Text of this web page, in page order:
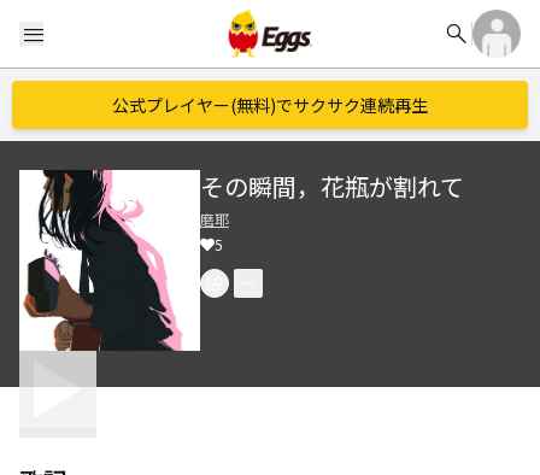
menu search
公式プレイヤー(無料)でサクサク連続再生
その瞬間，花瓶が割れて
磨耶
5